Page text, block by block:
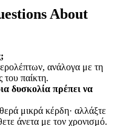
About
ανάλογα με τη
του παίκτη.
δυσκολία πρέπει να
μικρά κέρδη· αλλάξτε
άνετα με τον χρονισμό.